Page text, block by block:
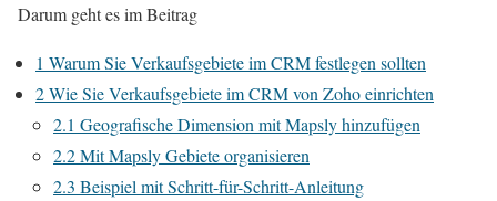
Darum geht es im Beitrag
1 Warum Sie Verkaufsgebiete im CRM festlegen sollten
2Wie Sie Verkaufsgebiete im CRM von Zoho einrichten
2.1 Geografische Dimension mit Mapsly hinzufügen
2.2Mit Mapsly Gebiete organisieren
2.3 Beispiel mit Schritt-für-Schritt-Anleitung